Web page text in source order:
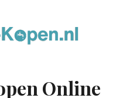
Online